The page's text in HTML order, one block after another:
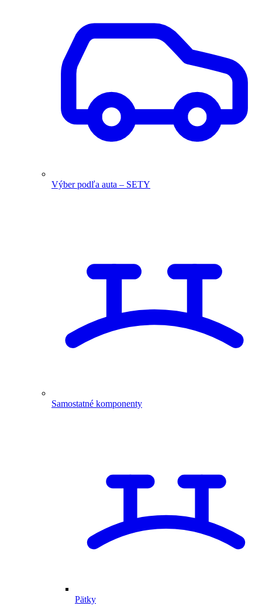
Výber podľa auta – SETY
Samostatné komponenty
Pätky